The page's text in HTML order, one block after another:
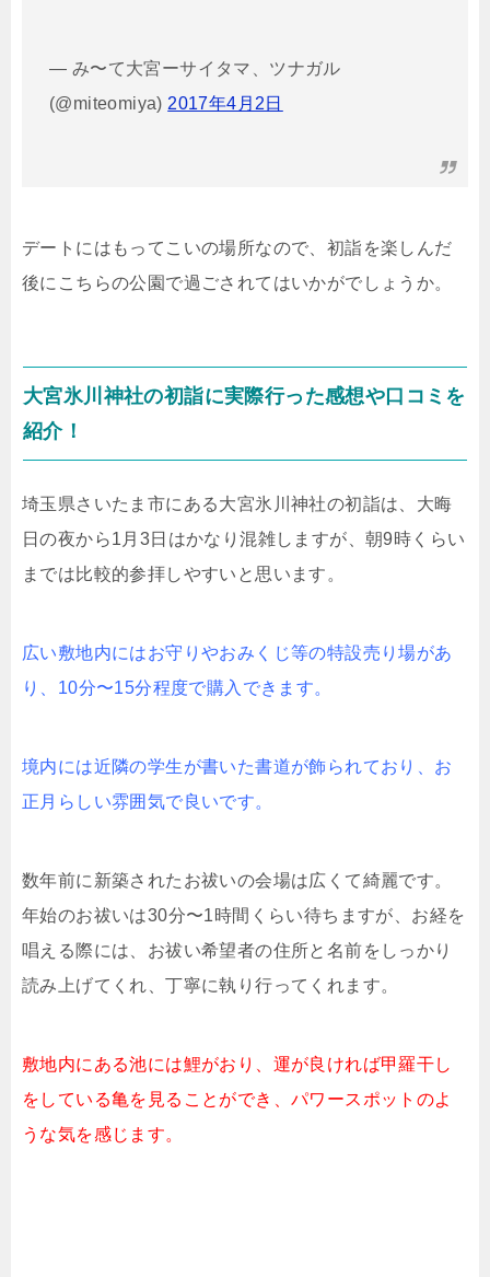
— み〜て大宮ーサイタマ、ツナガル
(@miteomiya) 2017年4月2日
デートにはもってこいの場所なので、初詣を楽しんだ
後にこちらの公園で過ごされてはいかがでしょうか。
大宮氷川神社の初詣に実際行った感想や口コミを
紹介！
埼玉県さいたま市にある大宮氷川神社の初詣は、大晦
日の夜から1月3日はかなり混雑しますが、朝9時くらい
までは比較的参拝しやすいと思います。
広い敷地内にはお守りやおみくじ等の特設売り場があ
り、10分〜15分程度で購入できます。
境内には近隣の学生が書いた書道が飾られており、お
正月らしい雰囲気で良いです。
数年前に新築されたお祓いの会場は広くて綺麗です。
年始のお祓いは30分〜1時間くらい待ちますが、お経を
唱える際には、お祓い希望者の住所と名前をしっかり
読み上げてくれ、丁寧に執り行ってくれます。
敷地内にある池には鯉がおり、運が良ければ甲羅干し
をしている亀を見ることができ、パワースポットのよ
うな気を感じます。